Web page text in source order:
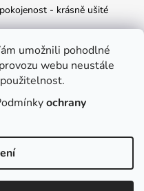
umožnili pohodlné
webu neustále
ochrany
nakupovat
e-mail
- krásně ušité
DINO
z 5 hvězdiček.
práva vyhrazena.Upravit